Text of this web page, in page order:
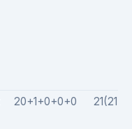
20+1+0+0+0